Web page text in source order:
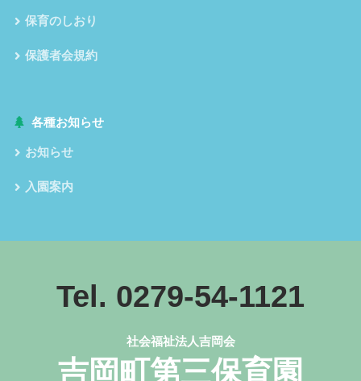
保育のしおり
保護者会規約
各種お知らせ
お知らせ
入園案内
Tel. 0279-54-1121
社会福祉法人吉岡会
吉岡町第三保育園